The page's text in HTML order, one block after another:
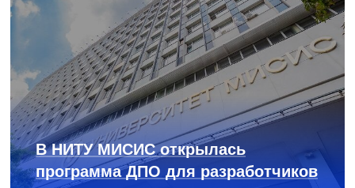
В НИТУ МИСИС открылась
программа ДПО для разработчиков